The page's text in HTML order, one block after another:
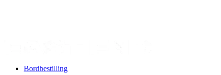
Bordbestilling